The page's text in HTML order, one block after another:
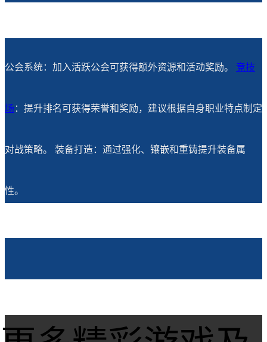
公会系统：加入活跃公会可获得额外资源和活动奖励。 竞技
场 ：提升排名可获得荣誉和奖励，建议根据自身职业特点制定
对战策略。 装备打造：通过强化、镶嵌和重铸提升装备属
性。